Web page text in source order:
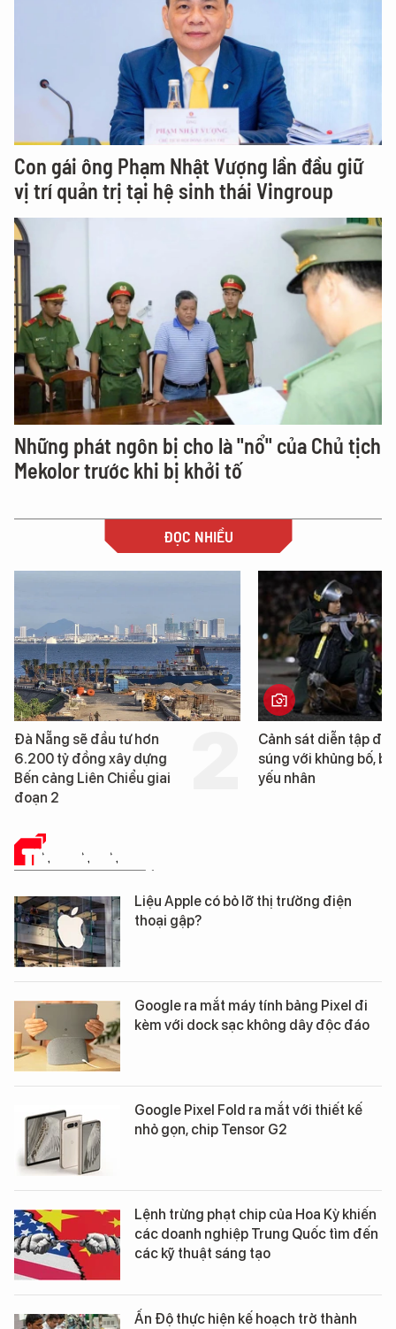
Con gái ông Phạm Nhật Vượng lần đầu giữ
vị trí quản trị tại hệ sinh thái Vingroup
Những phát ngôn bị cho là "nổ" của Chủ tịch
Mekolor trước khi bị khởi tố
ĐỌC NHIỀU
Cảnh sát diễn tập đấu
súng với khủng bố, bảo vệ
yếu nhân
Hình ảnh đầu tiên về
tàu sân bay USS
Washington vừa đến
TIN CÔNG NGHỆ
Liệu Apple có bỏ lỡ thị trường điện
thoại gập?
Google ra mắt máy tính bảng Pixel đi
kèm với dock sạc không dây độc đáo
Google Pixel Fold ra mắt với thiết kế
nhỏ gọn, chip Tensor G2
Lệnh trừng phạt chip của Hoa Kỳ khiến
các doanh nghiệp Trung Quốc tìm đến
các kỹ thuật sáng tạo
Ấn Độ thực hiện kế hoạch trở thành